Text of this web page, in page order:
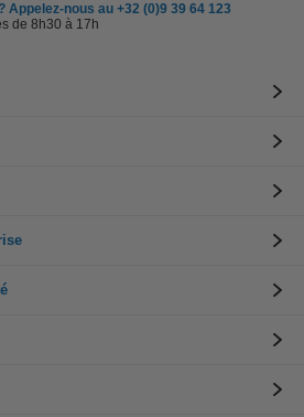
Appelez-nous au +32 (0)9 39 64 123
de 8h30 à 17h